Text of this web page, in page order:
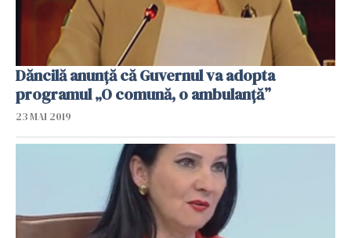
Dăncilă anunță că Guvernul va adopta
programul „O comună, o ambulanță”
23 MAI 2019